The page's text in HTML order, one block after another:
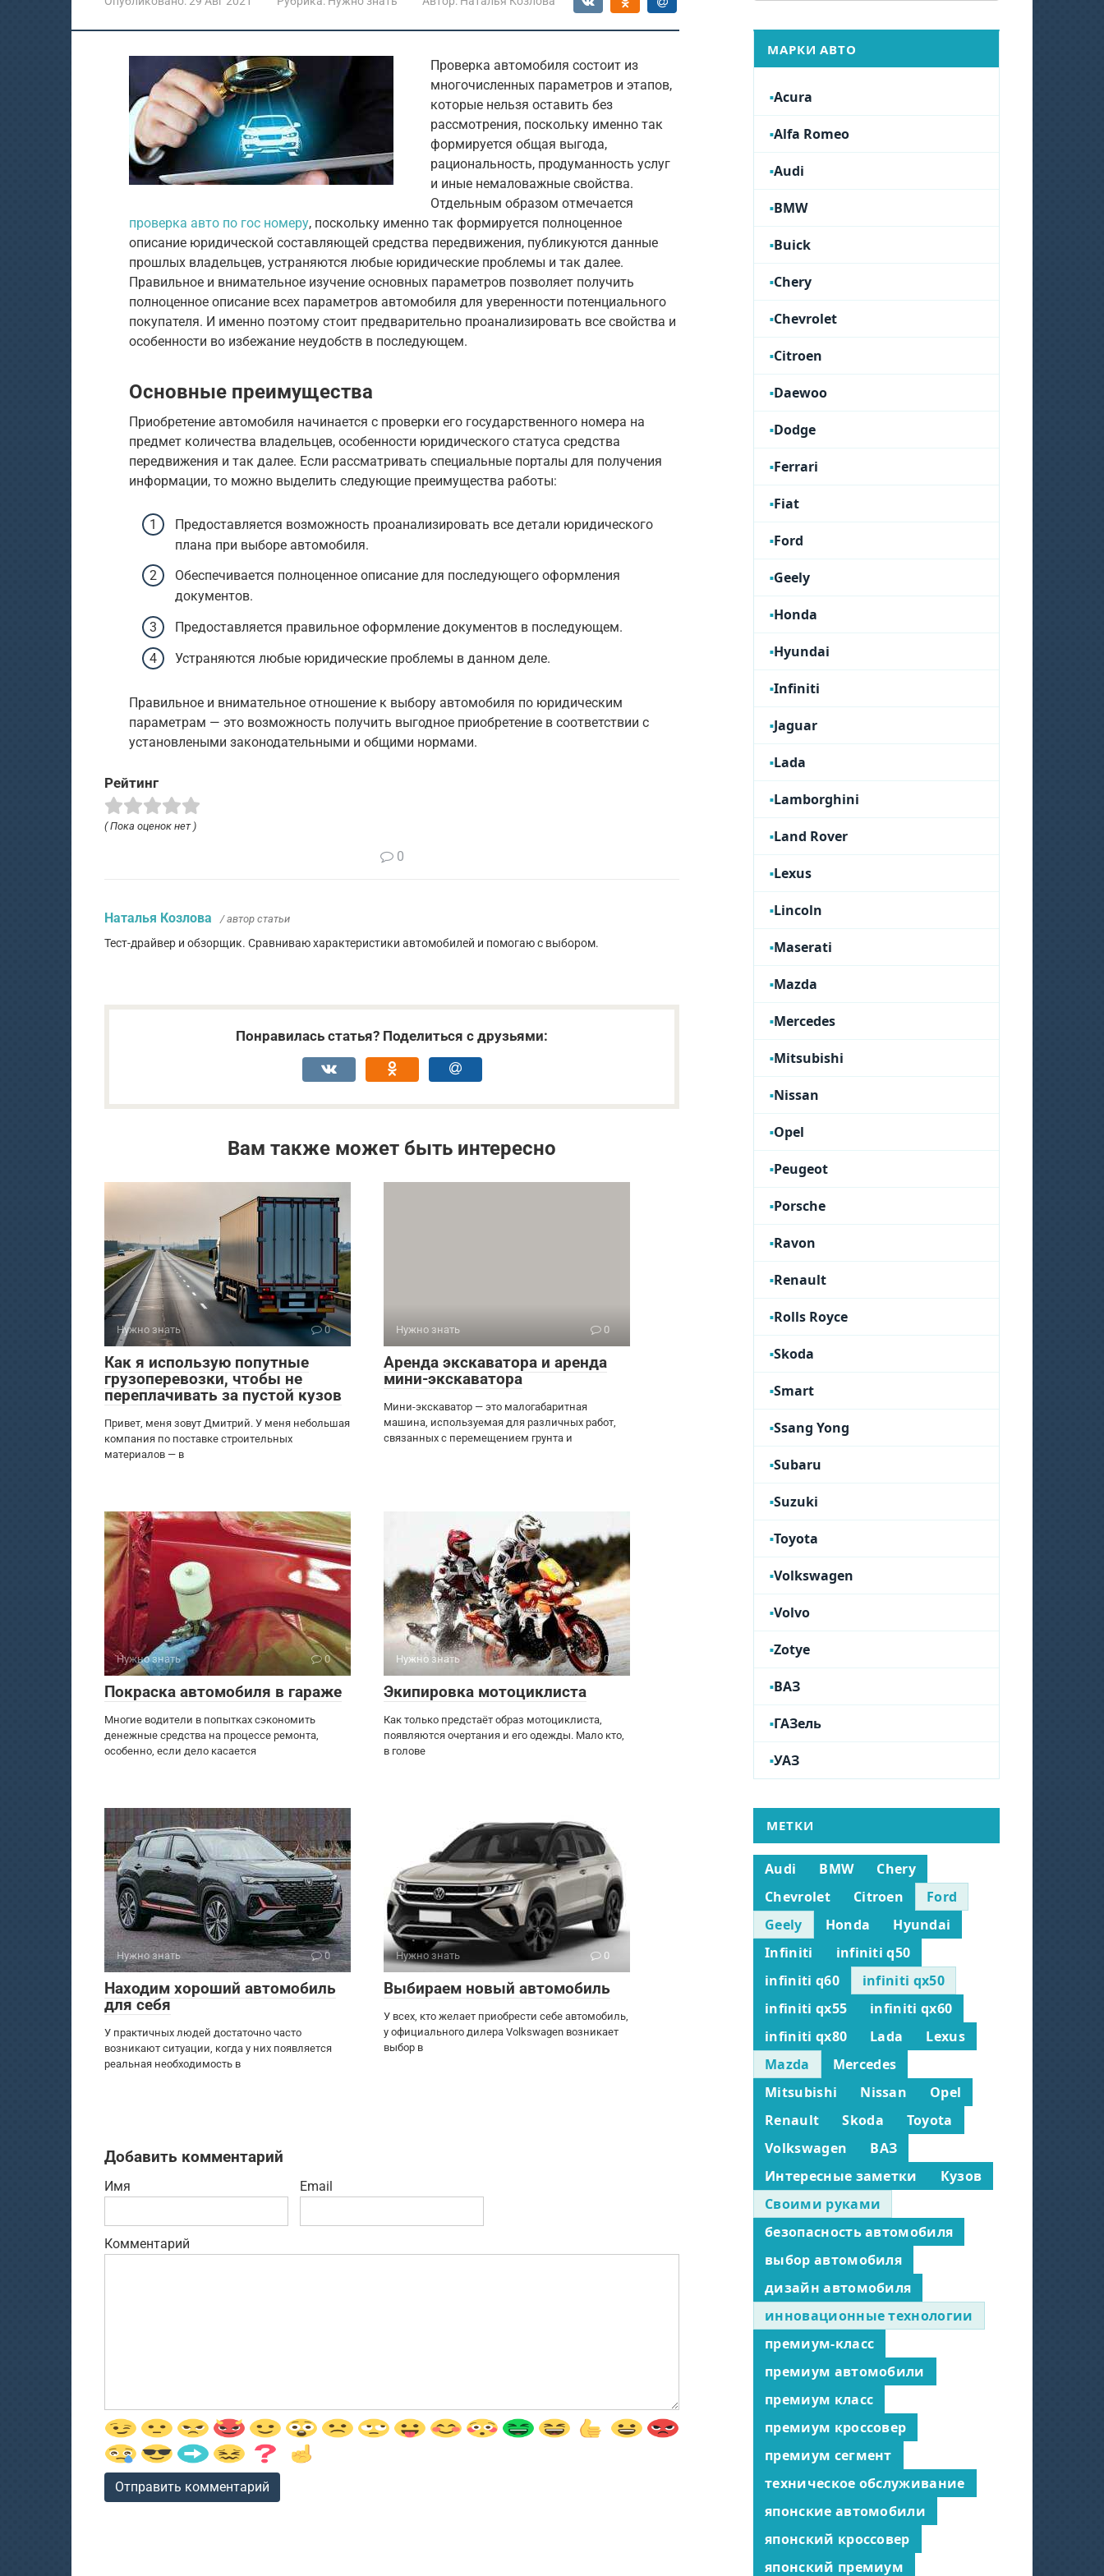
Проверка автомобиля состоит из
многочисленных параметров и этапов,
которые нельзя оставить без
рассмотрения, поскольку именно так
формируется общая выгода,
рациональность, продуманность услуг
и иные немаловажные свойства.
Отдельным образом отмечается
проверка авто по гос номеру, поскольку именно так формируется полноценное
описание юридической составляющей средства передвижения, публикуются данные
прошлых владельцев, устраняются любые юридические проблемы и так далее.
Правильное и внимательное изучение основных параметров позволяет получить
полноценное описание всех параметров автомобиля для уверенности потенциального
покупателя. И именно поэтому стоит предварительно проанализировать все свойства и
особенности во избежание неудобств в последующем.
Основные преимущества
Приобретение автомобиля начинается с проверки его государственного номера на
предмет количества владельцев, особенности юридического статуса средства
передвижения и так далее. Если рассматривать специальные порталы для получения
информации, то можно выделить следующие преимущества работы:
Предоставляется возможность проанализировать все детали юридического
плана при выборе автомобиля.
Обеспечивается полноценное описание для последующего оформления
документов.
Предоставляется правильное оформление документов в последующем.
Устраняются любые юридические проблемы в данном деле.
Правильное и внимательное отношение к выбору автомобиля по юридическим
параметрам — это возможность получить выгодное приобретение в соответствии с
установлеными законодательными и общими нормами.
Рейтинг
( Пока оценок нет )
0
Наталья Козлова / автор статьи
Тест-драйвер и обзорщик. Сравниваю характеристики автомобилей и помогаю с выбором.
Понравилась статья? Поделиться с друзьями:
Вам также может быть интересно
Нужно знать 0
Как я использую попутные
грузоперевозки, чтобы не
переплачивать за пустой кузов
Привет, меня зовут Дмитрий. У меня небольшая
компания по поставке строительных
материалов — в
Нужно знать 0
Аренда экскаватора и аренда
мини-экскаватора
Мини-экскаватор — это малогабаритная
машина, используемая для различных работ,
связанных с перемещением грунта и
Нужно знать 0
Покраска автомобиля в гараже
Многие водители в попытках сэкономить
денежные средства на процессе ремонта,
особенно, если дело касается
Нужно знать 0
Экипировка мотоциклиста
Как только предстаёт образ мотоциклиста,
появляются очертания и его одежды. Мало кто,
в голове
Нужно знать 0
Находим хороший автомобиль
для себя
У практичных людей достаточно часто
возникают ситуации, когда у них появляется
реальная необходимость в
Нужно знать 0
Выбираем новый автомобиль
У всех, кто желает приобрести себе автомобиль,
у официального дилера Volkswagen возникает
выбор в
Добавить комментарий
Имя Email
Комментарий
МАРКИ АВТО
Acura
Alfa Romeo
Audi
BMW
Buick
Chery
Chevrolet
Citroen
Daewoo
Dodge
Ferrari
Fiat
Ford
Geely
Honda
Hyundai
Infiniti
Jaguar
Lada
Lamborghini
Land Rover
Lexus
Lincoln
Maserati
Mazda
Mercedes
Mitsubishi
Nissan
Opel
Peugeot
Porsche
Ravon
Renault
Rolls Royce
Skoda
Smart
Ssang Yong
Subaru
Suzuki
Toyota
Volkswagen
Volvo
Zotye
ВАЗ
ГАЗель
УАЗ
МЕТКИ
Audi BMW
Chery
Chevrolet
Citroen
Ford
Geely
Honda
Hyundai
Infiniti
infiniti q50
infiniti q60
infiniti qx50
infiniti qx55
infiniti qx60
infiniti qx80
Lada
Lexus
Mazda
Mercedes
Mitsubishi
Nissan
Opel
Renault
Skoda
Toyota
Volkswagen
ВАЗ
Интересные заметки
Кузов
Своими руками
безопасность автомобиля
выбор автомобиля
дизайн автомобиля
инновационные технологии
премиум-класс
премиум автомобили
премиум класс
премиум кроссовер
премиум сегмент
техническое обслуживание
японские автомобили
японский кроссовер
японский премиум